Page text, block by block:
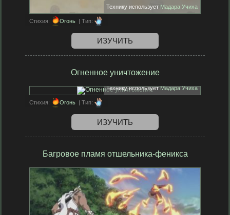
Технику использует Мадара Учиха
Стихия: Огонь | Тип:
ИЗУЧИТЬ
Огненное уничтожение
Технику используетМадара Учиха
Стихия: Огонь | Тип:
ИЗУЧИТЬ
Багровое пламя отшельника-феникса